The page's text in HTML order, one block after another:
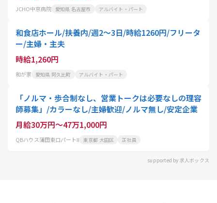
JCHO中京病院 愛知県 名古屋市 アルバイト・パート
和食店ホール/扶養内/週2～3日/時給1260円/フリータ
ー/主婦・主夫
時給1,260円
和が家 愛知県 阿久比町 アルバイト・パート
「ノルマ・歩合制なし、営業トークは必要なしの理容
師募集」/カラーなし/主婦歓迎/ノルマ無し/安定企業
月給30万円～47万1,000円
QBハウス蒲田東口パートII 東京都 大田区 正社員
supported by 求人ボックス